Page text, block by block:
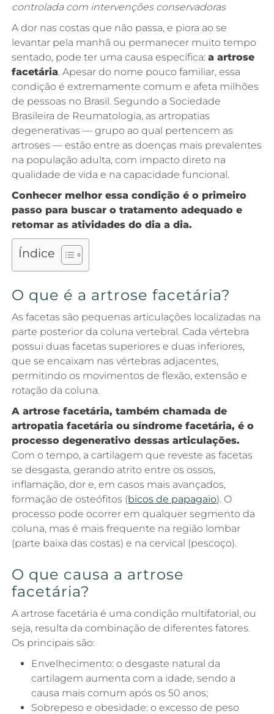
controlada com intervenções conservadoras
A dor nas costas que não passa, e piora ao se
levantar pela manhã ou permanecer muito tempo
sentado, pode ter uma causa específica:a artrose
facetária. Apesar do nome pouco familiar, essa
condição é extremamente comum e afeta milhões
de pessoas no Brasil. Segundo a Sociedade
Brasileira de Reumatologia, as artropatias
degenerativas — grupo ao qual pertencem as
artroses — estão entre as doenças mais prevalentes
na população adulta, com impacto direto na
qualidade de vida e na capacidade funcional.
Conhecer melhor essa condição é o primeiro
passo para buscar o tratamento adequado e
retomar as atividades do dia a dia.
Índice
O que é a artrose facetária?
As facetas são pequenas articulações localizadas na
parte posterior da coluna vertebral. Cada vértebra
possui duas facetas superiores e duas inferiores,
que se encaixam nas vértebras adjacentes,
permitindo os movimentos de flexão, extensão e
rotação da coluna.
A artrose facetária, também chamada de
artropatia facetária ou síndrome facetária, é o
processo degenerativo dessas articulações.
Com o tempo, a cartilagem que reveste as facetas
se desgasta, gerando atrito entre os ossos,
inflamação, dor e, em casos mais avançados,
formação de osteófitos (bicos de papagaio). O
processo pode ocorrer em qualquer segmento da
coluna, mas é mais frequente na região lombar
(parte baixa das costas) e na cervical (pescoço).
O que causa a artrose
facetária?
A artrose facetária é uma condição multifatorial, ou
seja, resulta da combinação de diferentes fatores.
Os principais são:
Envelhecimento: o desgaste natural da
cartilagem aumenta com a idade, sendo a
causa mais comum após os 50 anos;
Sobrepeso e obesidade: o excesso de peso